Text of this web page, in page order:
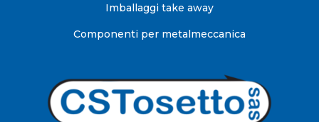
Imballaggi take away
Componenti per metalmeccanica